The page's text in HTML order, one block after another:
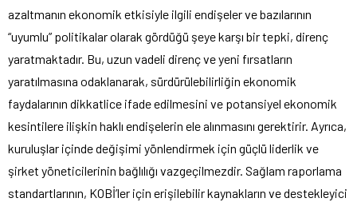
azaltmanın ekonomik etkisiyle ilgili endişeler ve bazılarının
“uyumlu” politikalar olarak gördüğü şeye karşı bir tepki, direnç
yaratmaktadır. Bu, uzun vadeli direnç ve yeni fırsatların
yaratılmasına odaklanarak, sürdürülebilirliğin ekonomik
faydalarının dikkatlice ifade edilmesini ve potansiyel ekonomik
kesintilere ilişkin haklı endişelerin ele alınmasını gerektirir. Ayrıca,
kuruluşlar içinde değişimi yönlendirmek için güçlü liderlik ve
şirket yöneticilerinin bağlılığı vazgeçilmezdir. Sağlam raporlama
standartlarının, KOBİ’ler için erişilebilir kaynakların ve destekleyici